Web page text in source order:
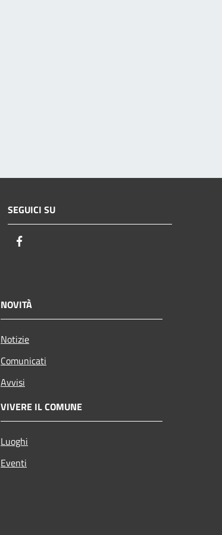
SEGUICI SU
NOVITÀ
Notizie
Comunicati
Avvisi
VIVERE IL COMUNE
Luoghi
Eventi